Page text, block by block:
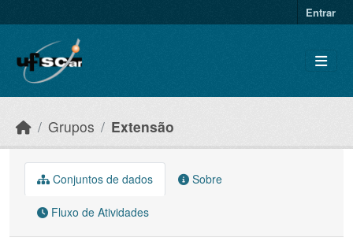
Entrar
Grupos Extensão
Conjuntos de dados Sobre
Fluxo de Atividades